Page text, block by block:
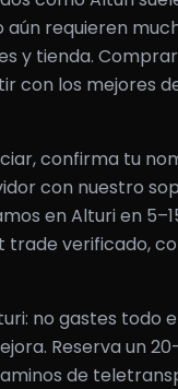
requieren
y tienda.
con los mejores
confirma tu
con nuestro
en Alturi en
trade verificado,
no gastes todo
Reserva un
de